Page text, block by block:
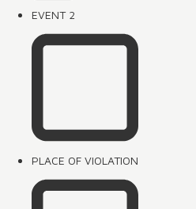
EVENT 2
PLACE OF VIOLATION